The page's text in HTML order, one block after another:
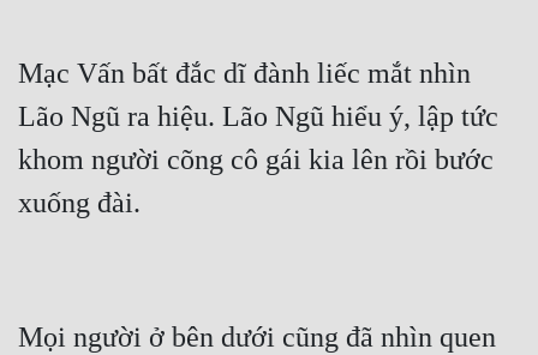
Mạc Vấn bất đắc dĩ đành liếc mắt nhìn
Lão Ngũ ra hiệu. Lão Ngũ hiểu ý, lập tức
khom người cõng cô gái kia lên rồi bước
Mọi người ở bên dưới cũng đã nhìn quen